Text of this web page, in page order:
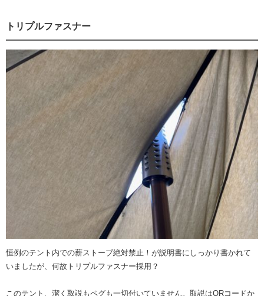
トリプルファスナー
恒例のテント内での薪ストーブ絶対禁止！が説明書にしっかり書かれて
いましたが、何故トリプルファスナー採用？
このテント、潔く取説もペグも一切付いていません。取説はQRコードか